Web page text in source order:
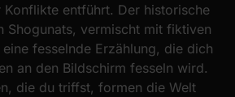
Konflikte entführt. Der historische
Shogunats, vermischt mit fiktiven
fesselnde Erzählung, die dich
an den Bildschirm fesseln wird.
die du triffst, formen die Welt